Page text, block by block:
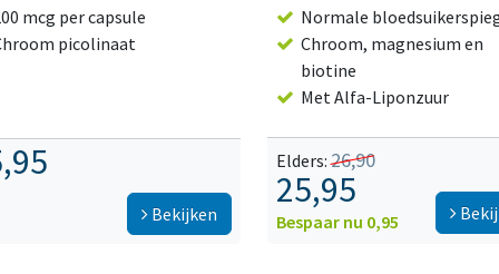
mcg per capsule
picolinaat
Bekijken
Normale
Chroom, magnesium en
biotine
Met Alfa-Liponzuur
Elders:26,90
25,95
Bespaar nu 0,95